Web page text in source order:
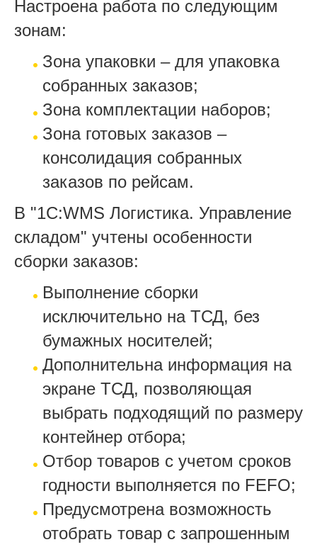
Настроена работа по следующим
зонам:
Зона упаковки – для упаковка
собранных заказов;
Зона комплектации наборов;
Зона готовых заказов –
консолидация собранных
заказов по рейсам.
В "1С:WMS Логистика. Управление
складом" учтены особенности
сборки заказов:
Выполнение сборки
исключительно на ТСД, без
бумажных носителей;
Дополнительна информация на
экране ТСД, позволяющая
выбрать подходящий по размеру
контейнер отбора;
Отбор товаров с учетом сроков
годности выполняется по FEFO;
Предусмотрена возможность
отобрать товар с запрошенным